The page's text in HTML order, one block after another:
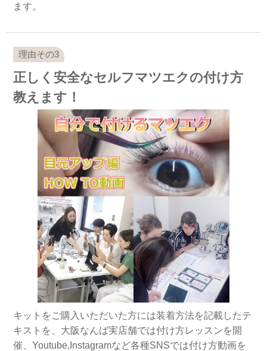
ます。
正しく安全なセルフマツエクの付け方
教えます！
キットをご購入いただいた方には装着方法を記載したテ
キストを、大阪なんば実店舗では付け方レッスンを開
催、Youtube,Instagramなど各種SNSでは付け方動画を